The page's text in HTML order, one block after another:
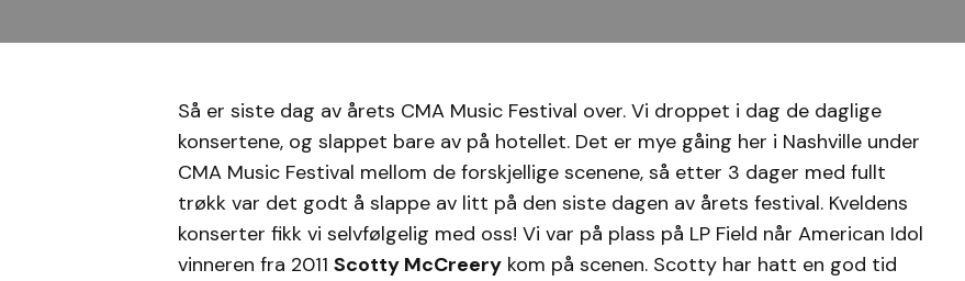
Så er siste dag av årets CMA Music Festival over. Vi droppet i dag de daglige
konsertene, og slappet bare av på hotellet. Det er mye gåing her i Nashville under
CMA Music Festival mellom de forskjellige scenene, så etter 3 dager med fullt
trøkk var det godt å slappe av litt på den siste dagen av årets festival. Kveldens
konserter fikk vi selvfølgelig med oss! Vi var på plass på LP Field når American Idol
vinneren fra 2011 Scotty McCreery kom på scenen. Scotty har hatt en god tid